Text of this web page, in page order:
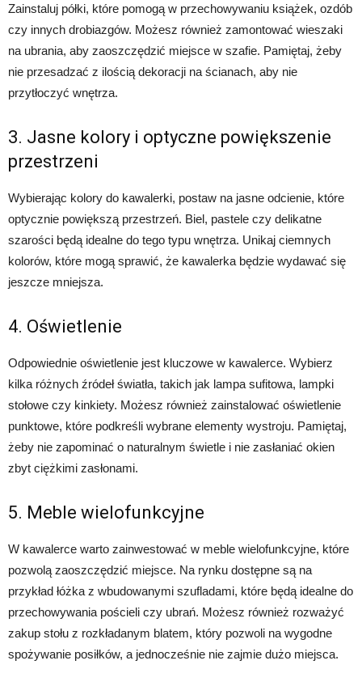
Zainstaluj półki, które pomogą w przechowywaniu książek, ozdób
czy innych drobiazgów. Możesz również zamontować wieszaki
na ubrania, aby zaoszczędzić miejsce w szafie. Pamiętaj, żeby
nie przesadzać z ilością dekoracji na ścianach, aby nie
przytłoczyć wnętrza.
3. Jasne kolory i optyczne powiększenie
przestrzeni
Wybierając kolory do kawalerki, postaw na jasne odcienie, które
optycznie powiększą przestrzeń. Biel, pastele czy delikatne
szarości będą idealne do tego typu wnętrza. Unikaj ciemnych
kolorów, które mogą sprawić, że kawalerka będzie wydawać się
jeszcze mniejsza.
4. Oświetlenie
Odpowiednie oświetlenie jest kluczowe w kawalerce. Wybierz
kilka różnych źródeł światła, takich jak lampa sufitowa, lampki
stołowe czy kinkiety. Możesz również zainstalować oświetlenie
punktowe, które podkreśli wybrane elementy wystroju. Pamiętaj,
żeby nie zapominać o naturalnym świetle i nie zasłaniać okien
zbyt ciężkimi zasłonami.
5. Meble wielofunkcyjne
W kawalerce warto zainwestować w meble wielofunkcyjne, które
pozwolą zaoszczędzić miejsce. Na rynku dostępne są na
przykład łóżka z wbudowanymi szufladami, które będą idealne do
przechowywania pościeli czy ubrań. Możesz również rozważyć
zakup stołu z rozkładanym blatem, który pozwoli na wygodne
spożywanie posiłków, a jednocześnie nie zajmie dużo miejsca.